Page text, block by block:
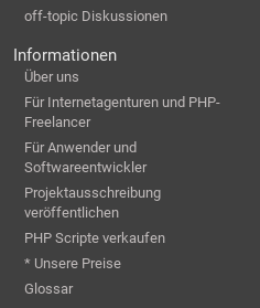
off-topic Diskussionen
Informationen
Über uns
Für Internetagenturen und PHP-
Freelancer
Für Anwender und
Softwareentwickler
Projektausschreibung
veröffentlichen
PHP Scripte verkaufen
* Unsere Preise
Glossar